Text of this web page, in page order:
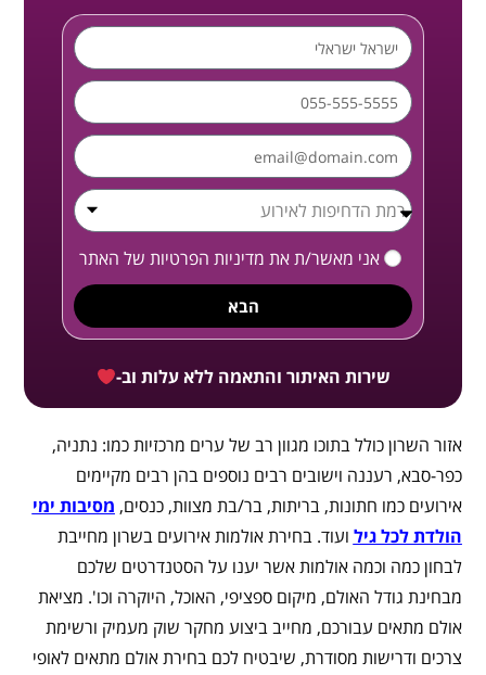
אני מאשר/ת את מדיניות הפרטיות של האתר
הבא
שירות האיתור והתאמה ללא עלות וב-
אזור השרון כולל בתוכו מגוון רב של ערים מרכזיות כמו: נתניה,
כפר-סבא, רעננה וישובים רבים נוספים בהן רבים מקיימים
אירועים כמו חתונות, בריתות, בר/בת מצוות, כנסים, מסיבות ימי
הולדת לכל גיל ועוד. בחירת אולמות אירועים בשרון מחייבת
לבחון כמה וכמה אולמות אשר יענו על הסטנדרטים שלכם
מבחינת גודל האולם, מיקום ספציפי, האוכל, היוקרה וכו'. מציאת
אולם מתאים עבורכם, מחייב ביצוע מחקר שוק מעמיק ורשימת
צרכים ודרישות מסודרת, שיבטיח לכם בחירת אולם מתאים לאופי